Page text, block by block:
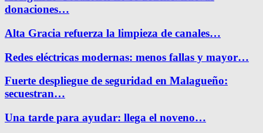
donaciones…
Alta Gracia refuerza la limpieza de canales…
Redes eléctricas modernas: menos fallas y mayor…
Fuerte despliegue de seguridad en Malagueño:
secuestran…
Una tarde para ayudar: llega el noveno…